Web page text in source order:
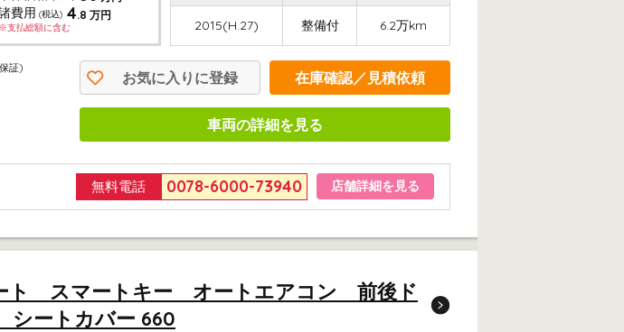
証)
費用 (税込) 4.8 万円
※支払総額に含む 2015(H.27) 整備付 6.2万km
お気に入りに登録 在庫確認／見積依頼
車両の詳細を見る
無料電話 0078-6000-73940 店舗詳細を見る
ト スマートキー オートエアコン 前後ド
ートカバー 660